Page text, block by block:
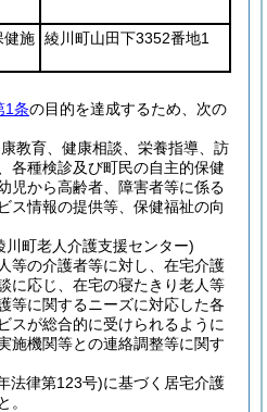
健施 綾川町山田下3352番地1
1条の目的を達成するため、次の
教育、健康相談、栄養指導、訪
各種検診及び町民の自主的保健
児から高齢者、障害者等に係る
ス情報の提供等、保健福祉の向
川町老人介護支援センター)
等の介護者等に対し、在宅介護
に応じ、在宅の寝たきり老人等
等に関するニーズに対応した各
スが総合的に受けられるように
施機関等との連絡調整等に関す
法律第123号)に基づく居宅介護
。